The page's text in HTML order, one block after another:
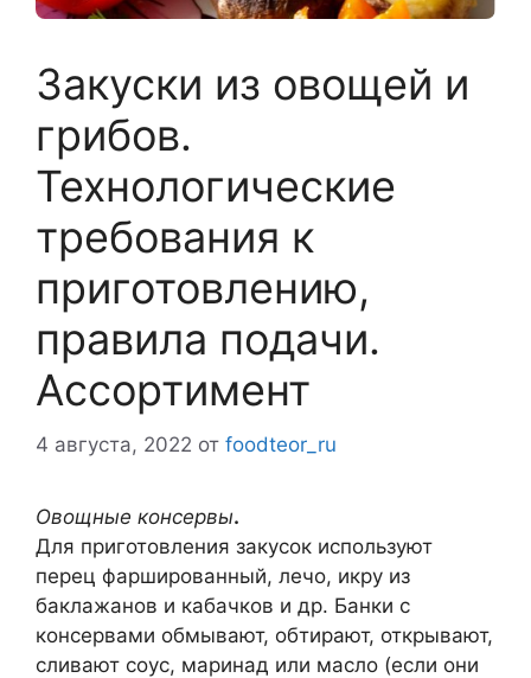
Закуски из овощей и
грибов.
Технологические
требования к
приготовлению,
правила подачи.
Ассортимент
4 августа, 2022 от foodteor_ru
Овощные консервы.
Для приготовления закусок используют
перец фаршированный, лечо, икру из
баклажанов и кабачков и др. Банки с
консервами обмывают, обтирают, открывают,
сливают соус, маринад или масло (если они